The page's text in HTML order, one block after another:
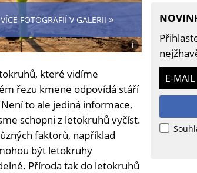
VÍCE FOTOGRAFIÍ V GALERII »
i
Foto:
Shutterstock
které vidíme
řezu kmene odpovídá stáří
to ale jediná informace,
schopni z letokruhů vyčíst.
faktorů, například
být letokruhy
Příroda tak do letokruhů
E-MAIL